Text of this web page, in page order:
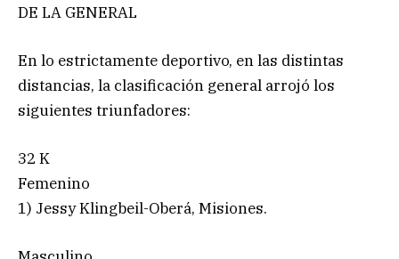
DE LA GENERAL
En lo estrictamente deportivo, en las distintas
distancias, la clasificación general arrojó los
siguientes triunfadores:
32 K
Femenino
1) Jessy Klingbeil-Oberá, Misiones.